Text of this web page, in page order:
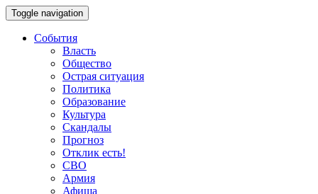
Toggle navigation
События
Власть
Общество
Острая ситуация
Политика
Образование
Культура
Скандалы
Прогноз
Отклик есть!
СВО
Армия
Афиша